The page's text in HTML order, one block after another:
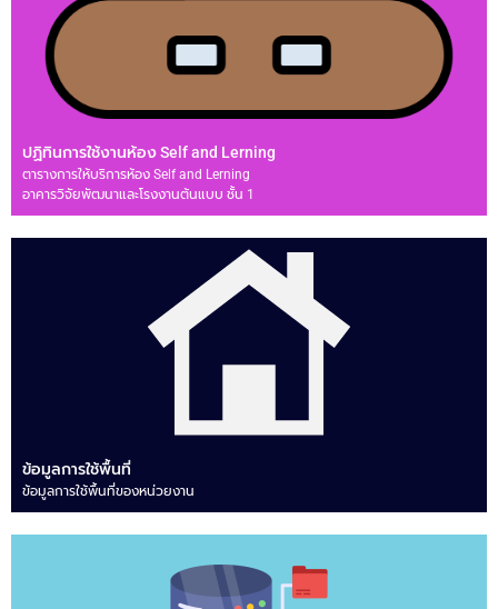
ปฏิทินการใช้งานห้อง Self and Lerning
ตารางการให้บริการห้อง Self and Lerning
อาคารวิจัยพัฒนาและโรงงานต้นแบบ ชั้น 1
ข้อมูลการใช้พื้นที่
ข้อมูลการใช้พื้นที่ของหน่วยงาน